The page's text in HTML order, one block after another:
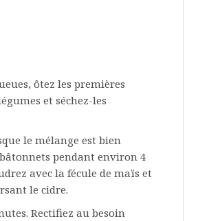
ôtez les premières
et séchez-les
le mélange est bien
pendant environ 4
avec la fécule de maïs et
le cidre.
Rectifiez au besoin